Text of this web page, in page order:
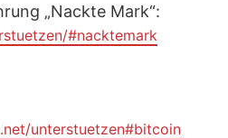
„Nackte Mark“:
#nacktemark
unterstuetzen#bitcoin